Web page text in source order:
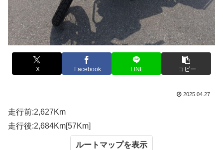
X Facebook LINE コピー
2025.04.27
走行前:2,627Km
走行後:2,684Km[57Km]
ルートマップ